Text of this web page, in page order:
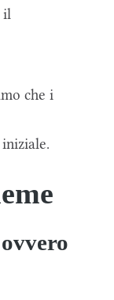
il
che i